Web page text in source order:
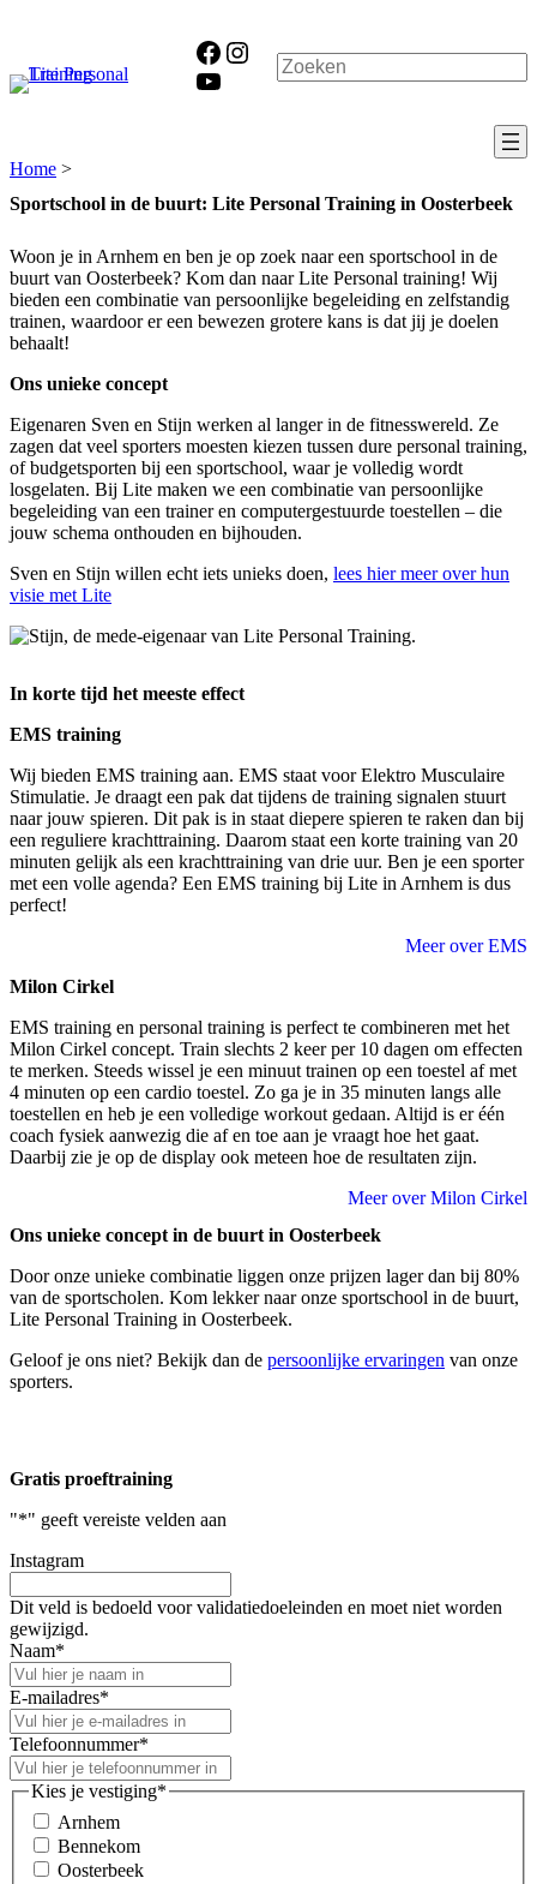
inhoud
Facebook
Instagram
YouTube
Zoeken
Home >
Sportschool in de buurt: Lite Personal Training in Oosterbeek
Woon je in Arnhem en ben je op zoek naar een sportschool in de
buurt van Oosterbeek? Kom dan naar Lite Personal training! Wij
bieden een combinatie van persoonlijke begeleiding en zelfstandig
trainen, waardoor er een bewezen grotere kans is dat jij je doelen
behaalt!
Ons unieke concept
Eigenaren Sven en Stijn werken al langer in de fitnesswereld. Ze
zagen dat veel sporters moesten kiezen tussen dure personal training,
of budgetsporten bij een sportschool, waar je volledig wordt
losgelaten. Bij Lite maken we een combinatie van persoonlijke
begeleiding van een trainer en computergestuurde toestellen – die
jouw schema onthouden en bijhouden.
Sven en Stijn willen echt iets unieks doen, lees hier meer over hun
visie met Lite
In korte tijd het meeste effect
EMS training
Wij bieden EMS training aan. EMS staat voor Elektro Musculaire
Stimulatie. Je draagt een pak dat tijdens de training signalen stuurt
naar jouw spieren. Dit pak is in staat diepere spieren te raken dan bij
een reguliere krachttraining. Daarom staat een korte training van 20
minuten gelijk als een krachttraining van drie uur. Ben je een sporter
met een volle agenda? Een EMS training bij Lite in Arnhem is dus
perfect!
Meer over EMS
Milon Cirkel
EMS training en personal training is perfect te combineren met het
Milon Cirkel concept. Train slechts 2 keer per 10 dagen om effecten
te merken. Steeds wissel je een minuut trainen op een toestel af met
4 minuten op een cardio toestel. Zo ga je in 35 minuten langs alle
toestellen en heb je een volledige workout gedaan. Altijd is er één
coach fysiek aanwezig die af en toe aan je vraagt hoe het gaat.
Daarbij zie je op de display ook meteen hoe de resultaten zijn.
Meer over Milon Cirkel
Ons unieke concept in de buurt in Oosterbeek
Door onze unieke combinatie liggen onze prijzen lager dan bij 80%
van de sportscholen. Kom lekker naar onze sportschool in de buurt,
Lite Personal Training in Oosterbeek.
Geloof je ons niet? Bekijk dan de persoonlijke ervaringen van onze
sporters.
Gratis proeftraining
"*" geeft vereiste velden aan
Instagram
Dit veld is bedoeld voor validatiedoeleinden en moet niet worden
gewijzigd.
Naam*
E-mailadres*
Telefoonnummer*
Kies je vestiging*
Arnhem
Bennekom
Oosterbeek